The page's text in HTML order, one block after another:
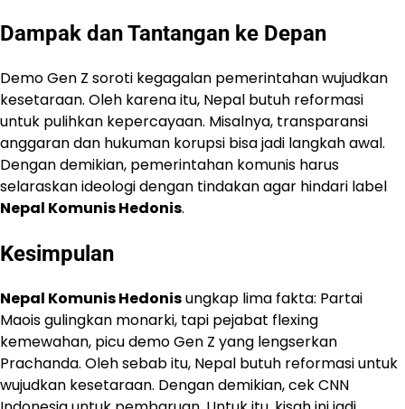
Dampak dan Tantangan ke Depan
Demo Gen Z soroti kegagalan pemerintahan wujudkan
kesetaraan. Oleh karena itu, Nepal butuh reformasi
untuk pulihkan kepercayaan. Misalnya, transparansi
anggaran dan hukuman korupsi bisa jadi langkah awal.
Dengan demikian, pemerintahan komunis harus
selaraskan ideologi dengan tindakan agar hindari label
Nepal Komunis Hedonis.
Kesimpulan
Nepal Komunis Hedonisungkap lima fakta: Partai
Maois gulingkan monarki, tapi pejabat flexing
kemewahan, picu demo Gen Z yang lengserkan
Prachanda. Oleh sebab itu, Nepal butuh reformasi untuk
wujudkan kesetaraan. Dengan demikian, cek CNN